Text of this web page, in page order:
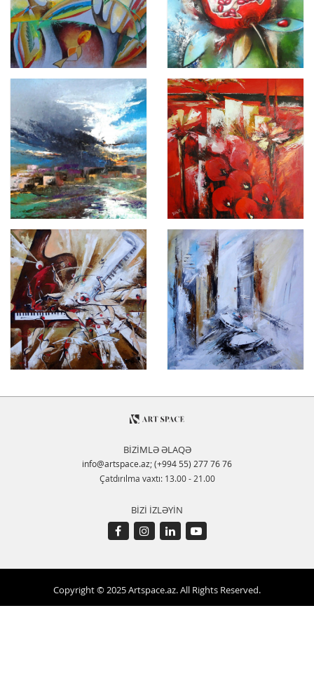
BİZİMLƏ ƏLAQƏ
info@artspace.az; (+994 55) 277 76 76
Çatdırılma vaxtı: 13.00 - 21.00
BİZİ İZLƏYİN
Copyright © 2025 Artspace.az. All Rights Reserved.